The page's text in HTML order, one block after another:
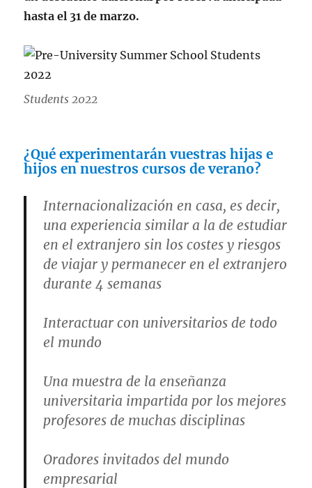
hasta el 31 de marzo.
Students 2022
¿Qué experimentarán vuestras hijas e
hijos en nuestros cursos de verano?
Internacionalización en casa, es decir,
una experiencia similar a la de estudiar
en el extranjero sin los costes y riesgos
de viajar y permanecer en el extranjero
durante 4 semanas
Interactuar con universitarios de todo
el mundo
Una muestra de la enseñanza
universitaria impartida por los mejores
profesores de muchas disciplinas
Oradores invitados del mundo
empresarial